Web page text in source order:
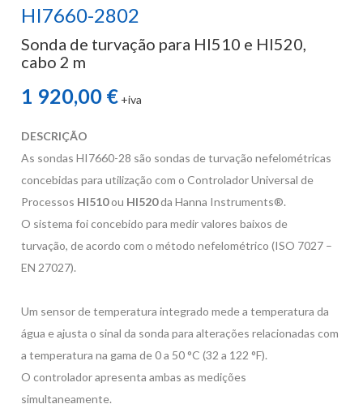
HI7660-2802
Sonda de turvação para HI510 e HI520,
cabo 2 m
1 920,00 € +iva
DESCRIÇÃO
As sondas HI7660-28 são sondas de turvação nefelométricas
concebidas parautilização com o Controlador Universal de
Processos HI510ou HI520da Hanna Instruments®.
O sistema foi concebido para medir valores baixos de
turvação,de acordo com o método nefelométrico (ISO 7027 –
EN 27027).
Um sensor de temperatura integrado mede a temperatura da
águae ajusta o sinal da sonda para alterações relacionadas com
a temperaturana gama de 0 a 50 °C (32 a 122 °F).
O controlador apresenta ambas as medições
simultaneamente.